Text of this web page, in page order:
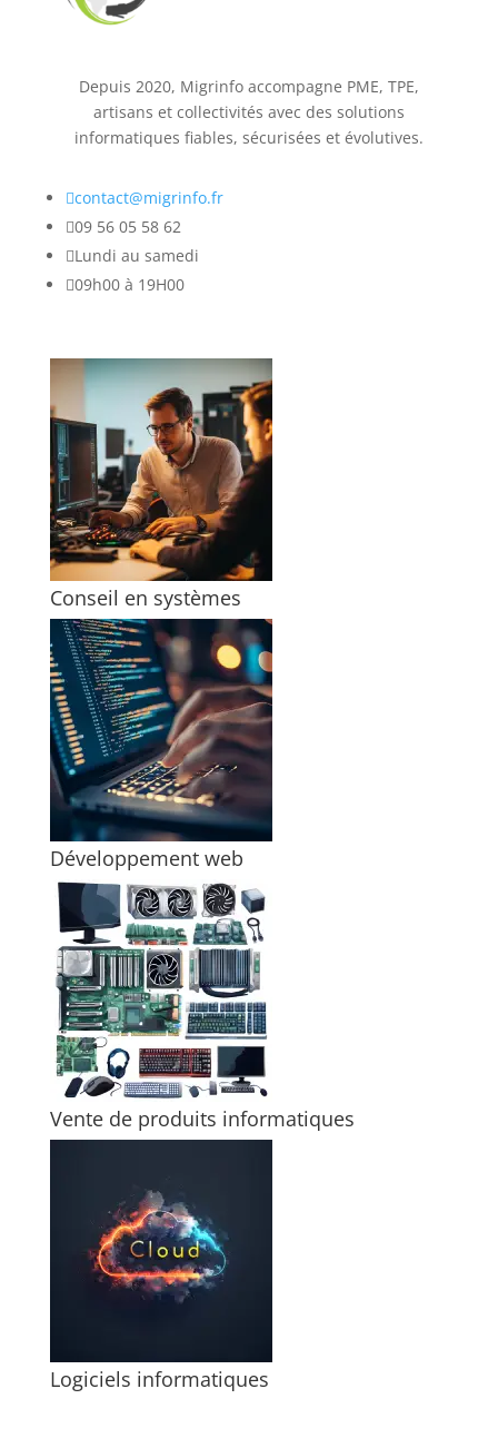
Depuis 2020, Migrinfo accompagne PME, TPE,
artisans et collectivités avec des solutions
informatiques fiables, sécurisées et évolutives.
contact@migrinfo.fr
09 56 05 58 62
Lundi au samedi
09h00 à 19H00
Conseil en systèmes
Développement web
Vente de produits informatiques
Logiciels informatiques